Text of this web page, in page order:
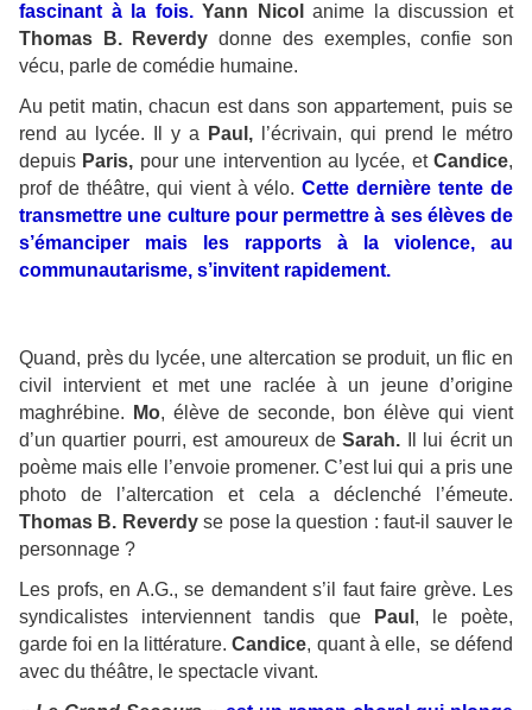
fascinant à la fois. Yann Nicol
anime la discussion et
Thomas B. Reverdy donne des exemples, confie son
vécu, parle de comédie humaine.
Au petit matin, chacun est dans son appartement, puis se
rend au lycée. Il y a
Paul, l’écrivain, qui prend le métro
depuis Paris, pour une intervention au lycée, et Candice,
prof de théâtre, qui vient à vélo.Cette dernière tente de
transmettre une culture pour permettre à ses élèves de
s’émanciper mais les rapports à la violence, au
communautarisme, s’invitent rapidement.
Quand, près du lycée, une altercation se produit, un flic en
civil intervient et met une raclée à un jeune d’origine
maghrébine.
Mo, élève de seconde, bon élève qui vient
d’un quartier pourri, est amoureux deSarah. Il lui écrit un
poème mais elle l’envoie promener. C’est lui qui a pris une
photo de l’altercation et cela a déclenché l’émeute.
Thomas B. Reverdyse pose la question : faut-il sauver le
personnage ?
Les profs, en A.G., se demandent s’il faut faire grève. Les
syndicalistes interviennent tandis que
Paul , le poète,
garde foi en la littérature.Candice, quant à elle, se défend
avec du théâtre, le spectacle vivant.